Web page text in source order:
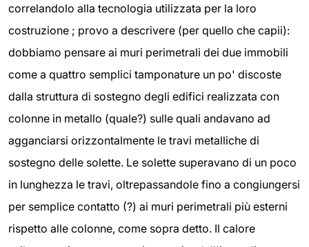
correlandolo alla tecnologia utilizzata per la loro
costruzione ; provo a descrivere (per quello che capii):
dobbiamo pensare ai muri perimetrali dei due immobili
come a quattro semplici tamponature un po' discoste
dalla struttura di sostegno degli edifici realizzata con
colonne in metallo (quale?) sulle quali andavano ad
agganciarsi orizzontalmente le travi metalliche di
sostegno delle solette. Le solette superavano di un poco
in lunghezza le travi, oltrepassandole fino a congiungersi
per semplice contatto (?) ai muri perimetrali più esterni
rispetto alle colonne, come sopra detto. Il calore